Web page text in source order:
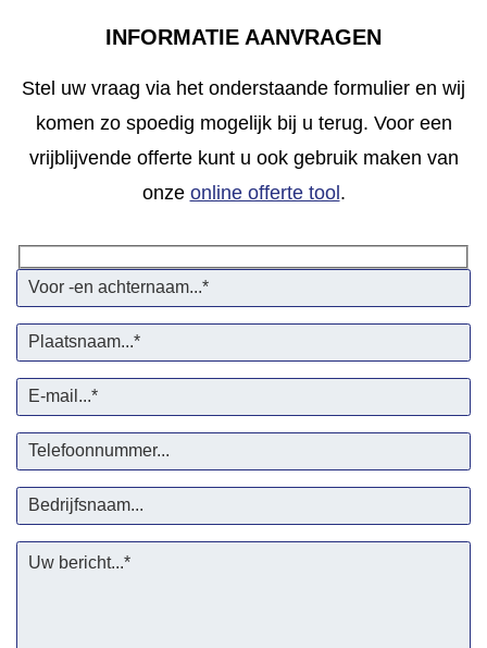
INFORMATIE AANVRAGEN
Stel uw vraag via het onderstaande formulier en wij
komen zo spoedig mogelijk bij u terug. Voor een
vrijblijvende offerte kunt u ook gebruik maken van
onze online offerte tool .